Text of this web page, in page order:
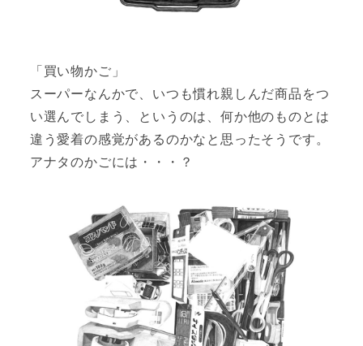
「買い物かご」
スーパーなんかで、いつも慣れ親しんだ商品をつ
い選んでしまう、というのは、何か他のものとは
違う愛着の感覚があるのかなと思ったそうです。
アナタのかごには・・・？